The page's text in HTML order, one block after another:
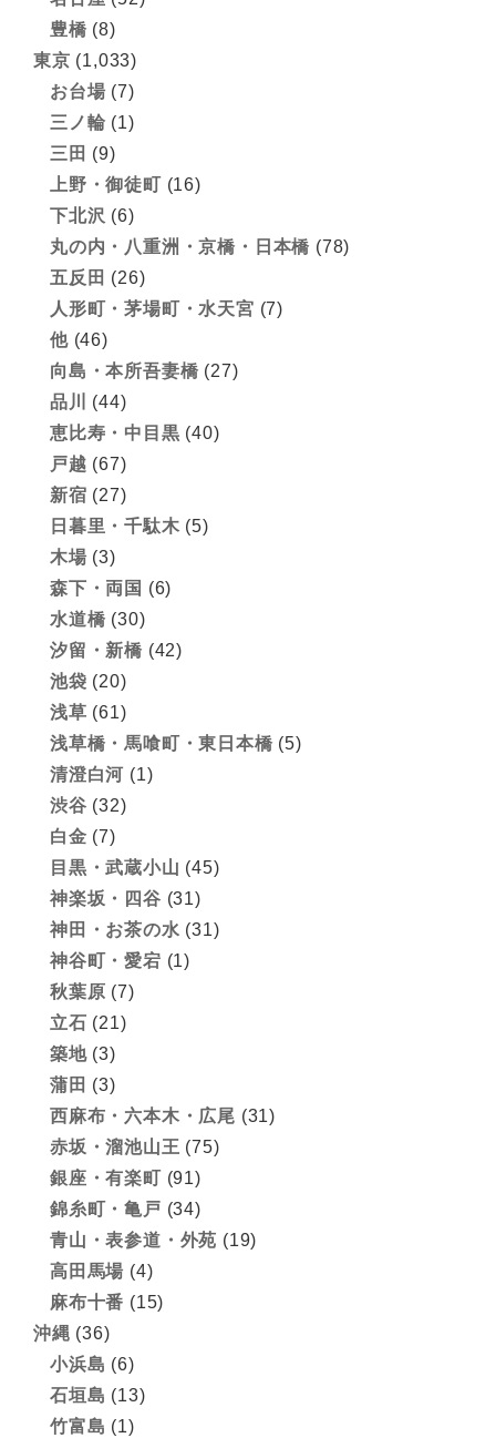
豊橋 (8)
東京 (1,033)
お台場 (7)
三ノ輪 (1)
三田 (9)
上野・御徒町 (16)
下北沢 (6)
丸の内・八重洲・京橋・日本橋 (78)
五反田 (26)
人形町・茅場町・水天宮 (7)
他(46)
向島・本所吾妻橋 (27)
品川
(44)
恵比寿・中目黒 (40)
戸越 (67)
新宿 (27)
日暮里・千駄木 (5)
木場 (3)
森下・両国 (6)
水道橋 (30)
汐留・新橋 (42)
池袋 (20)
浅草 (61)
浅草橋・馬喰町・東日本橋 (5)
清澄白河 (1)
渋谷 (32)
白金 (7)
目黒・武蔵小山 (45)
神楽坂・四谷 (31)
神田・お茶の水 (31)
神谷町・愛宕 (1)
秋葉原 (7)
立石 (21)
築地(3)
蒲田 (3)
西麻布・六本木・広尾 (31)
赤坂・溜池山王 (75)
銀座・有楽町 (91)
錦糸町・亀戸 (34)
青山・表参道・外苑 (19)
高田馬場 (4)
麻布十番 (15)
沖縄 (36)
小浜島 (6)
石垣島 (13)
竹富島 (1)